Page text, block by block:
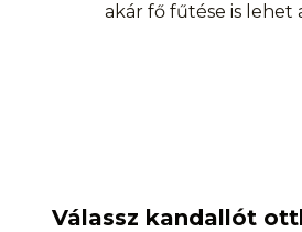
akár fő fűtése is lehet
Válassz kandallót